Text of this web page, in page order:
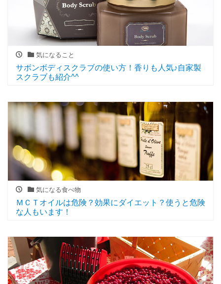
気になること
サボンボディスクラブの使い方！香りも人気♪自家製
スクラブも紹介^^
気になる食べ物
ＭＣＴオイルは危険？効果にダイエット？使うと危険
な人もいます！